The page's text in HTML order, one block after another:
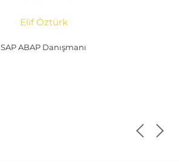
Elif Öztürk
SAP ABAP Danışmanı